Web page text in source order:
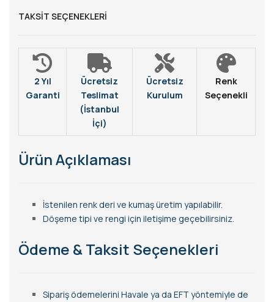
TAKSIT SEÇENEKLERI
2 Yıl
Garanti
Ücretsiz
Teslimat
(İstanbul
İçi)
Ücretsiz
Kurulum
Renk
Seçenekli
Ürün Açıklaması
İstenilen renk deri ve kumaş üretim yapılabilir.
Döşeme tipi ve rengi için iletişime geçebilirsiniz.
Ödeme & Taksit Seçenekleri
Sipariş ödemelerini Havale ya da EFT yöntemiyle de